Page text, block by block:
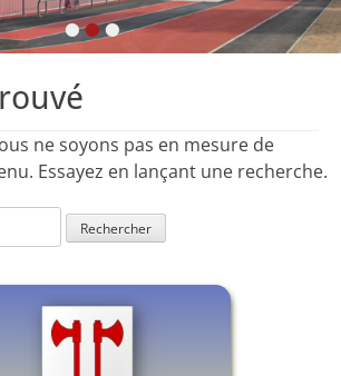
•••
ne soyons pas en mesure de
Essayez en lançant une recherche.